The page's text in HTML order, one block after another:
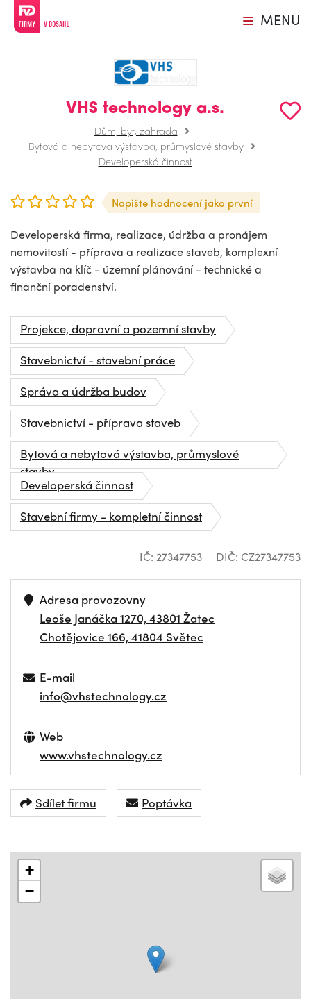
MENU
VHS technology a.s.
Dům, byt, zahrada
Bytová a nebytová výstavba, průmyslové stavby
Developerská činnost
Napište hodnocení jako první
Developerská firma, realizace, údržba a pronájem
nemovitostí - příprava a realizace staveb, komplexní
výstavba na klíč - územní plánování - technické a
finanční poradenství.
Projekce, dopravní a pozemní stavby
Stavebnictví - stavební práce
Správa a údržba budov
Stavebnictví - příprava staveb
Bytová a nebytová výstavba, průmyslové
stavby
Developerská činnost
Stavební firmy - kompletní činnost
IČ: 27347753 DIČ: CZ27347753
Adresa provozovny
Leoše Janáčka 1270, 43801 Žatec
Chotějovice 166, 41804 Světec
E-mail
info@vhstechnology.cz
Web
www.vhstechnology.cz
Sdílet firmu Poptávka
+
−